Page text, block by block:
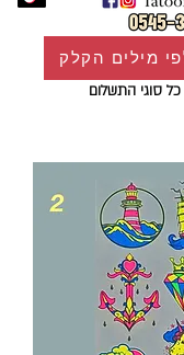
סוגי התשלום
מילים הקלק